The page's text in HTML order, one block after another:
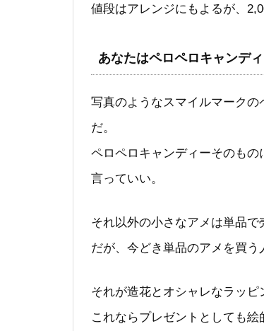
値段はアレンジにもよるが、
あなたはペロペロキャンデ
写真のようなスマイルマークの
だ。
ペロペロキャンディーそのも
言っていい。
それ以外の小さなアメは単品で
だが、今どき単品のアメを買う
それが造花とオシャレなラッピ
これならプレゼントとしても絵